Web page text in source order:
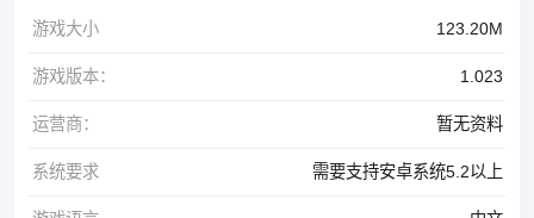
游戏大小 123.20M
游戏版本： 1.023
运营商： 暂无资料
系统要求 需要支持安卓系统5.2以上